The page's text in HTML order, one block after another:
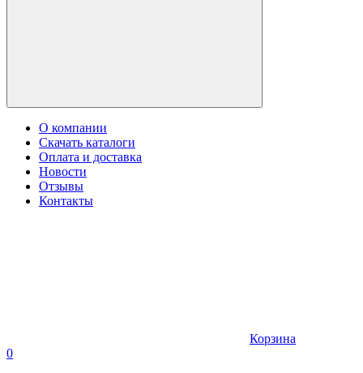
О компании
Скачать каталоги
Оплата и доставка
Новости
Отзывы
Контакты
Корзина
0